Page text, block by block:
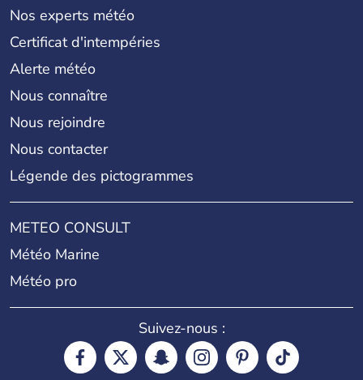
Nos experts météo
Certificat d'intempéries
Alerte météo
Nous connaître
Nous rejoindre
Nous contacter
Légende des pictogrammes
METEO CONSULT
Météo Marine
Météo pro
Suivez-nous :